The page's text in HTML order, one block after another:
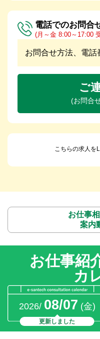
電話でのお問合
(月～金 8:00～17:00
お問合せ方法、電話
ご
(お問合
こちらの求人を
お仕事
案内
お仕事紹
カ
2026/ 08/07 (金)
更新しました